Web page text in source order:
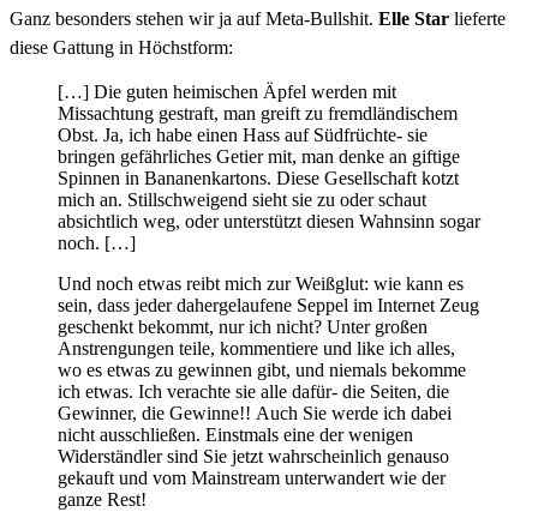
Ganz besonders stehen wir ja auf Meta-Bullshit. Elle Star lieferte
diese Gattung in Höchstform:
[…] Die guten heimischen Äpfel werden mit
Missachtung gestraft, man greift zu fremdländischem
Obst. Ja, ich habe einen Hass auf Südfrüchte- sie
bringen gefährliches Getier mit, man denke an giftige
Spinnen in Bananenkartons. Diese Gesellschaft kotzt
mich an. Stillschweigend sieht sie zu oder schaut
absichtlich weg, oder unterstützt diesen Wahnsinn sogar
noch. […]
Und noch etwas reibt mich zur Weißglut: wie kann es
sein, dass jeder dahergelaufene Seppel im Internet Zeug
geschenkt bekommt, nur ich nicht? Unter großen
Anstrengungen teile, kommentiere und like ich alles,
wo es etwas zu gewinnen gibt, und niemals bekomme
ich etwas. Ich verachte sie alle dafür- die Seiten, die
Gewinner, die Gewinne!! Auch Sie werde ich dabei
nicht ausschließen. Einstmals eine der wenigen
Widerständler sind Sie jetzt wahrscheinlich genauso
gekauft und vom Mainstream unterwandert wie der
ganze Rest!